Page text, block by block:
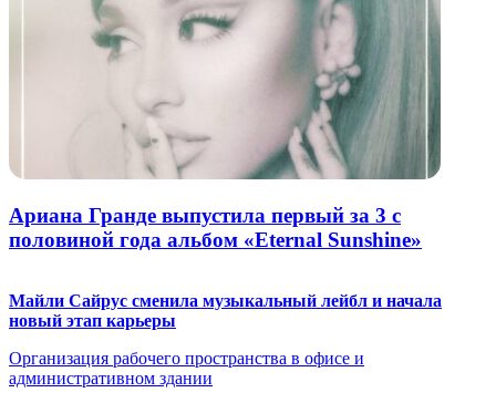
Ариана Гранде выпустила первый за 3 с
половиной года альбом «Eternal Sunshine»
Майли Сайрус сменила музыкальный лейбл и начала
новый этап карьеры
Организация рабочего пространства в офисе и
административном здании